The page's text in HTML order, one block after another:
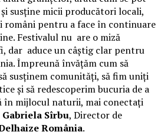
susține micii producători locali,
români pentru a face în continuare
Festivalul nu are o miză
dar aduce un câștig clar pentru
Împreună învățăm cum să
susținem comunități, să fim uniți
și să redescoperim bucuria de a
în mijlocul naturii, mai conectați
Gabriela Sîrbu, Director de
România.